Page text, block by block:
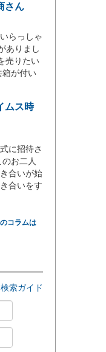
さん
らっしゃ
ありまし
売りたい
箱が付い
ムス時
に招待さ
お二人
合いが始
合いをす
コラムは
索ガイド